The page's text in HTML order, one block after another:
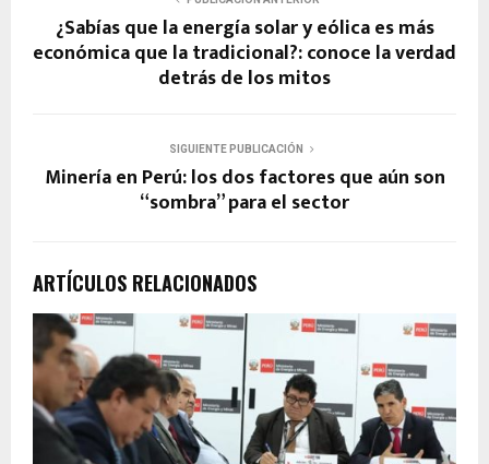
¿Sabías que la energía solar y eólica es más
económica que la tradicional?: conoce la verdad
detrás de los mitos
SIGUIENTE PUBLICACIÓN
Minería en Perú: los dos factores que aún son
“sombra” para el sector
ARTÍCULOS RELACIONADOS